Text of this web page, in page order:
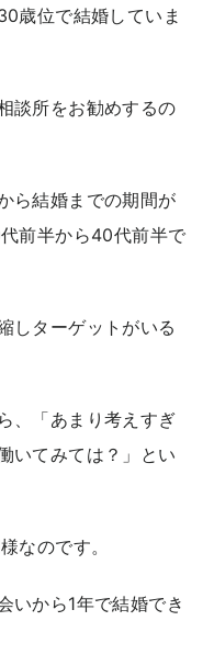
歳位で結婚していま
談所をお勧めするの
ら結婚までの期間が
前半から40代前半で
しターゲットがいる
、「あまり考えすぎ
いてみては？」とい
なのです。
いから1年で結婚でき